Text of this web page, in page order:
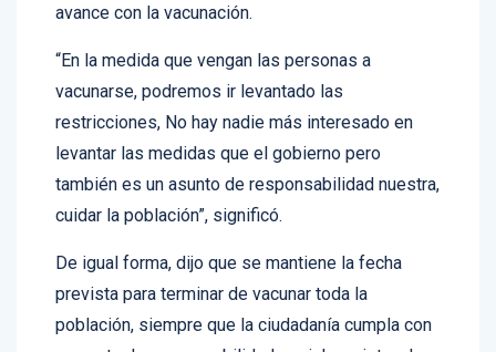
vacunarse, podremos ir levantado las
restricciones, No hay nadie más interesado en
levantar las medidas que el gobierno pero
también es un asunto de responsabilidad nuestra,
cuidar la población”, significó.
prevista para terminar de vacunar toda la
población, siempre que la ciudadanía cumpla con
su cuota de responsabilidad social y asista a los